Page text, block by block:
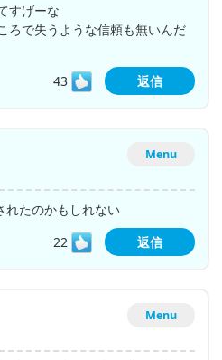
すげーな
ろで失うような信頼も無いんだ
43
返信
Menu
れたのかもしれない
22
返信
Menu